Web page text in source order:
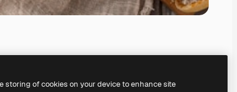
storing of cookies on your device to enhance site